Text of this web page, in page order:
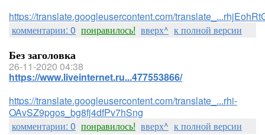
https://translate.googleusercontent.com/
комментарии: 0 понравилось! вверх^ к полной версии
Без заголовка
26-11-2020 04:38
https://www.liveinternet.ru...477553866/
https://translate.googleusercontent.com/translate_...rhi-
OAvSZ9pgos_bg8fj4dfPv7hSng
комментарии: 0 понравилось! вверх^ к полной версии